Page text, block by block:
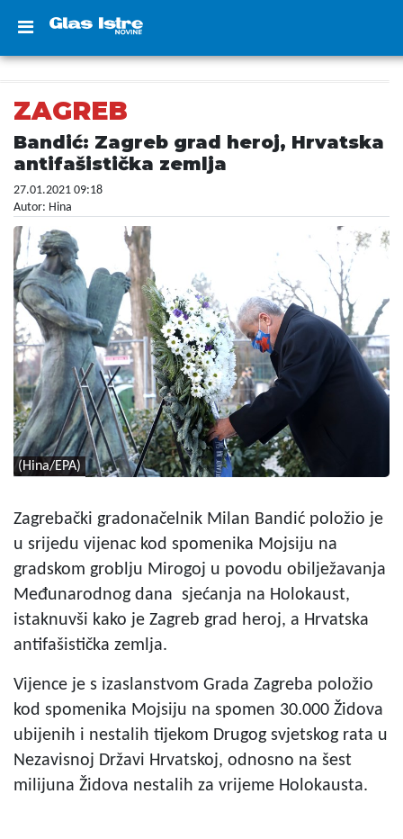
ZAGREB
Bandić: Zagreb grad heroj, Hrvatska
antifašistička zemlja
27.01.2021 09:18
Autor: Hina
(Hina/EPA)
Zagrebački gradonačelnik Milan Bandić položio je
u srijedu vijenac kod spomenika Mojsiju na
gradskom groblju Mirogoj u povodu obilježavanja
Međunarodnog dana sjećanja na Holokaust,
istaknuvši kako je Zagreb grad heroj, a Hrvatska
antifašistička zemlja.
Vijence je s izaslanstvom Grada Zagreba položio
kod spomenika Mojsiju na spomen 30.000 Židova
ubijenih i nestalih tijekom Drugog svjetskog rata u
Nezavisnoj Državi Hrvatskoj, odnosno na šest
milijuna Židova nestalih za vrijeme Holokausta.